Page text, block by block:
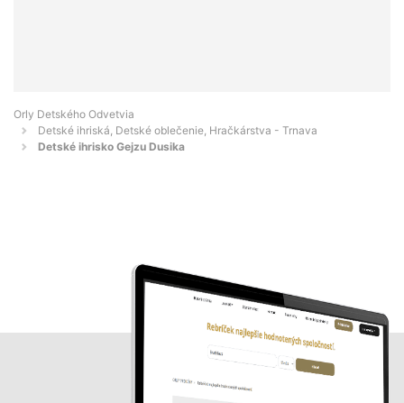
Orly Detského Odvetvia
Detské ihriská, Detské oblečenie, Hračkárstva - Trnava
Detské ihrisko Gejzu Dusika